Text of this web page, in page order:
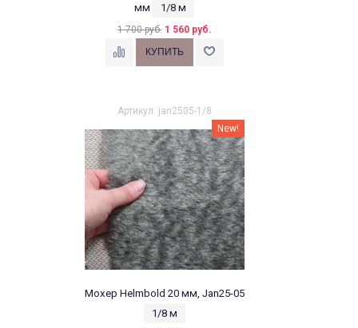
мм
1/8 м
1 700 руб. 1 560 руб.
Артикул: jan2505-1/8
New!
Мохер Helmbold 20 мм, Jan25-05
1/8 м